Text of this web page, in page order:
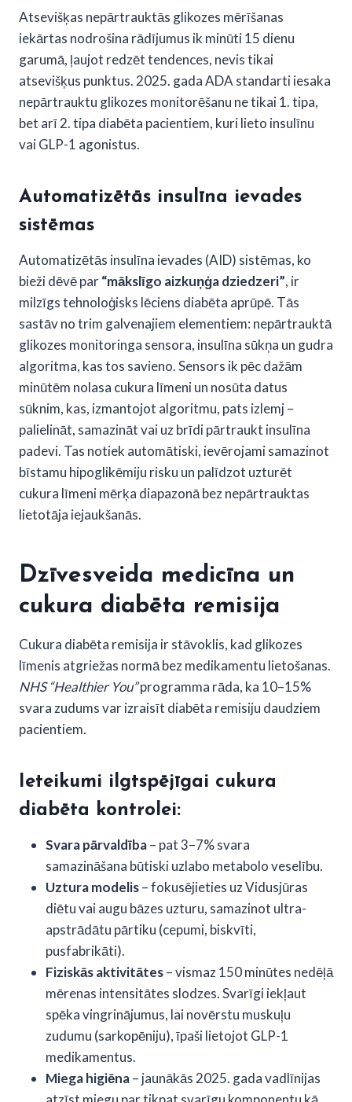
Atsevišķas nepārtrauktās glikozes mērīšanas
iekārtas nodrošina rādījumus ik minūti 15 dienu
garumā, ļaujot redzēt tendences, nevis tikai
atsevišķus punktus. 2025. gada ADA standarti iesaka
nepārtrauktu glikozes monitorēšanu ne tikai 1. tipa,
bet arī 2. tipa diabēta pacientiem, kuri lieto insulīnu
vai GLP-1 agonistus.
Automatizētās insulīna ievades
sistēmas
Automatizētās insulīna ievades (AID) sistēmas, ko
bieži dēvē par“mākslīgo aizkuņģa dziedzeri”, ir
milzīgs tehnoloģisks lēciens diabēta aprūpē. Tās
sastāv no trim galvenajiem elementiem: nepārtrauktā
glikozes monitoringa sensora, insulīna sūkņa un gudra
algoritma, kas tos savieno. Sensors ik pēc dažām
minūtēm nolasa cukura līmeni un nosūta datus
sūknim, kas, izmantojot algoritmu, pats izlemj –
palielināt, samazināt vai uz brīdi pārtraukt insulīna
padevi. Tas notiek automātiski, ievērojami samazinot
bīstamu hipoglikēmiju risku un palīdzot uzturēt
cukura līmeni mērķa diapazonā bez nepārtrauktas
lietotāja iejaukšanās.
Dzīvesveida medicīna un
cukura diabēta remisija
Cukura diabēta remisija ir stāvoklis, kad glikozes
līmenis atgriežas normā bez medikamentu lietošanas.
NHS “Healthier You”programma rāda, ka 10–15%
svara zudums var izraisīt diabēta remisiju daudziem
pacientiem.
Ieteikumi ilgtspējīgai cukura
diabēta kontrolei:
Svara pārvaldība– pat 3–7% svara
samazināšana būtiski uzlabo metabolo veselību.
Uztura modelis– fokusējieties uz Vidusjūras
diētu vai augu bāzes uzturu, samazinot ultra-
apstrādātu pārtiku (cepumi, biskvīti,
pusfabrikāti).
Fiziskās aktivitātes– vismaz 150 minūtes nedēļā
mērenas intensitātes slodzes. Svarīgi iekļaut
spēka vingrinājumus, lai novērstu muskuļu
zudumu (sarkopēniju), īpaši lietojot GLP-1
medikamentus.
Miega higiēna– jaunākās 2025. gada vadlīnijas